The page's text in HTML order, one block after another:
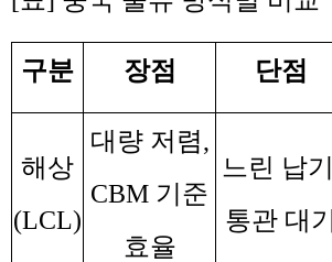
구분 장점 단점
해상
(LCL)
대량 저렴,
CBM 기준
효율
느린 납기
통관 대기